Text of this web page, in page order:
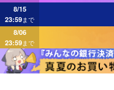
8/15
23:59まで
8/06
23:59まで